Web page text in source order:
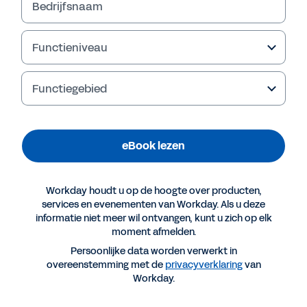
Meer resources
Waarom Workday voor retail
Bedrijfsnaam
Functieniveau
Functiegebied
eBook lezen
Workday houdt u op de hoogte over producten,
services en evenementen van Workday. Als u deze
informatie niet meer wil ontvangen, kunt u zich op elk
moment afmelden.
Persoonlijke data worden verwerkt in
overeenstemming met de privacyverklaringvan
Workday.